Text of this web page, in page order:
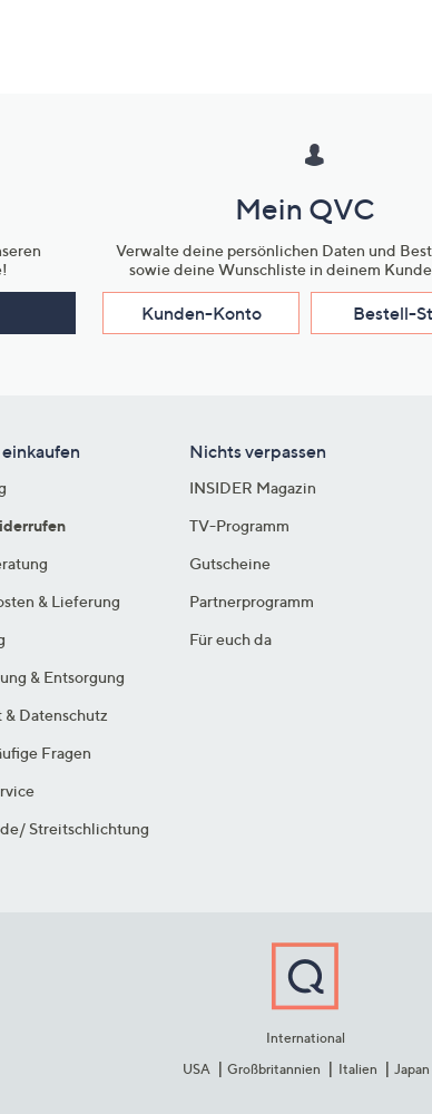
Mein QVC
Verwalte deine persönlichen Daten und
sowie deine Wunschliste in deinem
Kunden-Konto Bestell-
& Lieferung
& Entsorgung
Datenschutz
Fragen
Streitschlichtung
Nichts verpassen
INSIDER Magazin
TV-Programm
Gutscheine
Partnerprogramm
Für euch da
International
USA
Großbritannien Italien Japan